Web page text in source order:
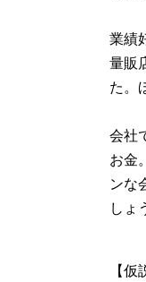
業績
量販
た。
会社
お金
ンな
しょ
【仮